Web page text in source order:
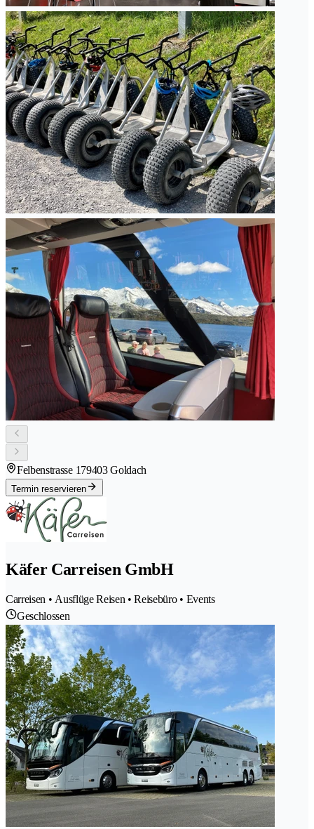
Felbenstrasse 179403 Goldach
Termin reservieren
Käfer Carreisen GmbH
Carreisen • Ausflüge Reisen • Reisebüro • Events
Geschlossen